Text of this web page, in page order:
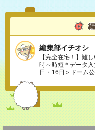
編集部イチオシ
【完全在宅！】難
時～時短＊データ
日・16日＞ドーム